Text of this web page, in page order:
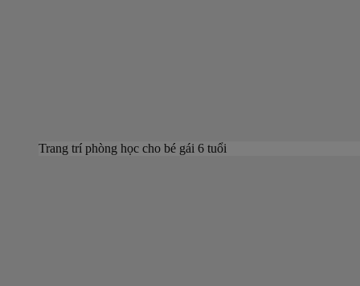
Trang trí phòng học cho bé gái 6 tuổi